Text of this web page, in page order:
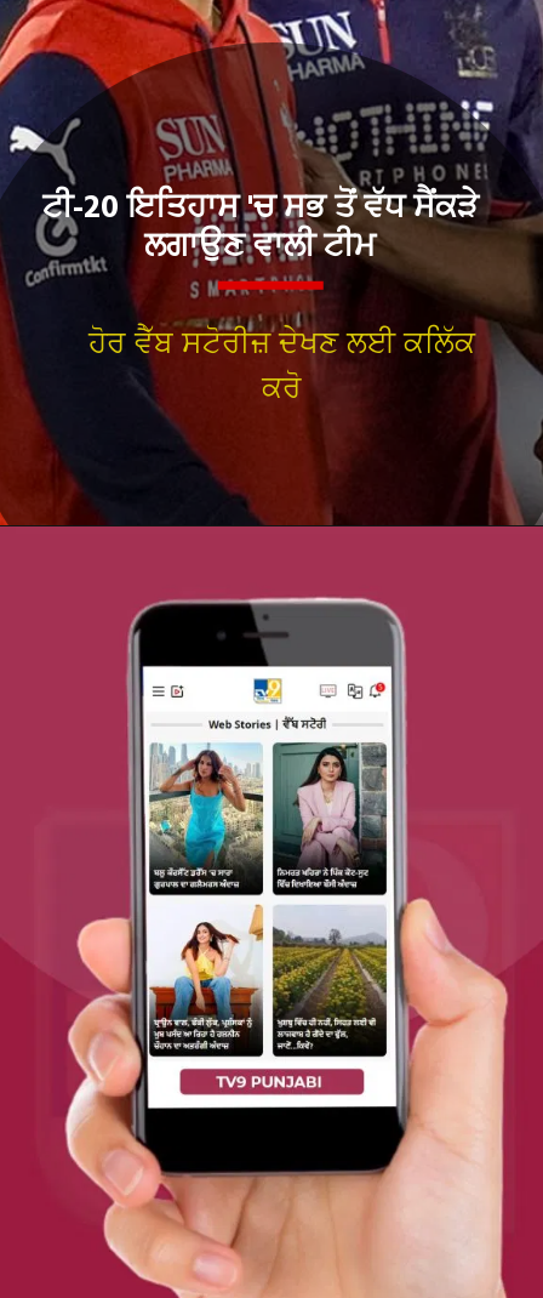
ਹੋਰ ਵੈੱਬ ਸਟੋਰੀਜ਼ ਦੇਖਣ ਲਈ ਕਲਿੱਕ
ਕਰੋ
ਟੀ-20 ਇਤਿਹਾਸ 'ਚ ਸਭ ਤੋਂ ਵੱਧ ਸੈਂਕੜੇ
ਲਗਾਉਣ ਵਾਲੀ ਟੀਮ